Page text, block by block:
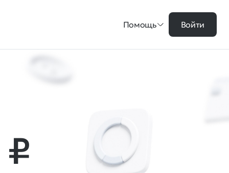
Помощь Войти
₽